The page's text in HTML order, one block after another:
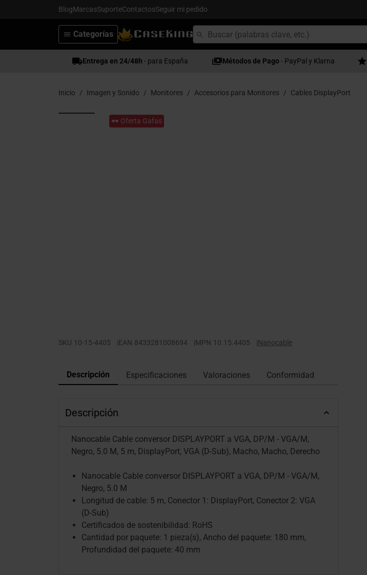
BlogMarcasSuporteContactosSeguir mi pedido
Categorías
Entrega en 24/48h - para España Métodos de Pago - PayPal y Klarna
Inicio Imagen y Sonido Monitores Accesorios para Monitores Cables DisplayPort
🕶️ Oferta Gafas
SKU 10-15-4405 |EAN 8433281008694 |MPN 10.15.4405 |Nanocable
Descripción Especificaciones Valoraciones Conformidad
Descripción
Nanocable Cable conversor DISPLAYPORT a VGA, DP/M - VGA/M,
Negro, 5.0 M, 5 m, DisplayPort, VGA (D-Sub), Macho, Macho, Derecho
Nanocable Cable conversor DISPLAYPORT a VGA, DP/M - VGA/M,
Negro, 5.0 M
Longitud de cable: 5 m, Conector 1: DisplayPort, Conector 2: VGA
(D-Sub)
Certificados de sostenibilidad: RoHS
Cantidad por paquete: 1 pieza(s), Ancho del paquete: 180 mm,
Profundidad del paquete: 40 mm